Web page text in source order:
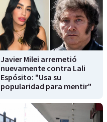
Javier Milei arremetió
nuevamente contra Lali
Espósito: "Usa su
popularidad para mentir"